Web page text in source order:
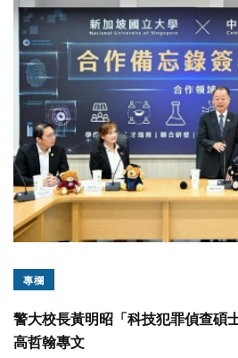
專欄
警大校長黃明昭「科技犯罪偵查碩
高哲翰專文